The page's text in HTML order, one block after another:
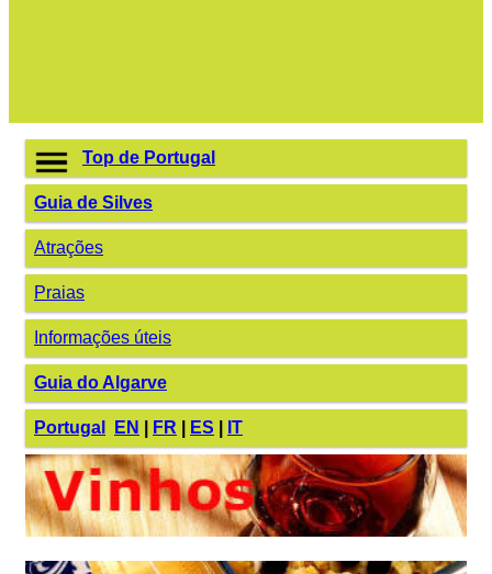
Top de Portugal
Guia de Silves
Atrações
Praias
Informações úteis
Guia do Algarve
Portugal EN FR ES IT